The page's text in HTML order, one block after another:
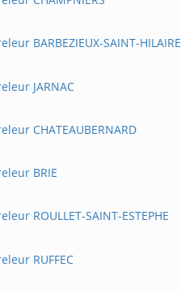
BARBEZIEUX-SAINT-HILAIRE
JARNAC
CHATEAUBERNARD
BRIE
ROULLET-SAINT-ESTEPHE
RUFFEC